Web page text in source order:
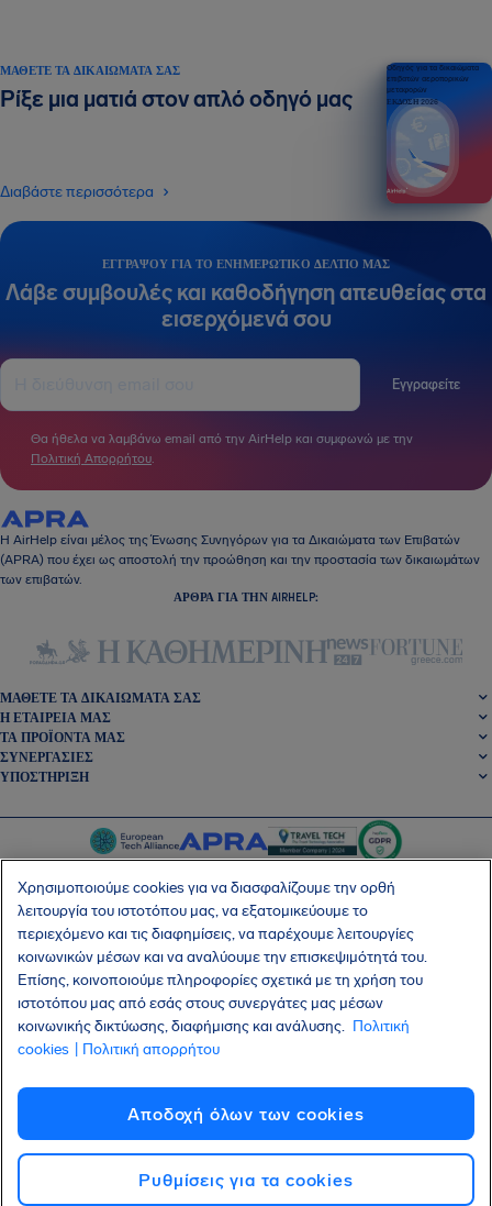
ΕΓΓΡΆΨΟΥ ΓΙΑ ΤΟ ΕΝΗΜΕΡΩΤΙΚΌ ΔΕΛΤΊΟ ΜΑΣ
Λάβε συμβουλές και καθοδήγηση απευθείας στα
εισερχόμενά σου
Εγγραφείτε
Θα ήθελα να λαμβάνω email από την AirHelp και συμφωνώ με την
Πολιτική Απορρήτου.
ΜΆΘΕΤΕ ΤΑ ΔΙΚΑΙΏΜΑΤΆ ΣΑΣ
Ρίξε μια ματιά στον απλό οδηγό μας
Διαβάστε περισσότερα
Οδηγός για τα δικαιώματα
επιβατών αεροπορικών
μεταφορών
ΕΚΔΟΣΗ 2026
Η AirHelp είναι μέλος της Ένωσης Συνηγόρων για τα Δικαιώματα των Επιβατών
(APRA) που έχει ως αποστολή την προώθηση και την προστασία των δικαιωμάτων
των επιβατών.
ΆΡΘΡΑ ΓΙΑ ΤΗΝ AIRHELP:
ΜΆΘΕΤΕ ΤΑ ΔΙΚΑΙΏΜΑΤΆ ΣΑΣ
Η ΕΤΑΙΡΕΊΑ ΜΑΣ
ΤΑ ΠΡΟΪΌΝΤΑ ΜΑΣ
ΣΥΝΕΡΓΑΣΊΕΣ
ΥΠΟΣΤΉΡΙΞΗ
SocialFacebook
SocialTwitter
SocialInstagram
SocialLinkedin
ΑΠΟΚΤΉΣΤΕ ΤΗ ΔΩΡΕΆΝ ΕΦΑΡΜΟΓΉ ΜΑΣ
Όροι και Προϋποθέσεις Πολιτική Απορρήτου
Imprint
Επίθεση στην εφοδιαστική αλυσίδα Shai-Hulud
Πνευματικά δικαιώματα © 2026 AirHelp
Χρησιμοποιούμε cookies για να διασφαλίζουμε την ορθή
λειτουργία του ιστοτόπου μας, να εξατομικεύουμε το
περιεχόμενο και τις διαφημίσεις, να παρέχουμε λειτουργίες
κοινωνικών μέσων και να αναλύουμε την επισκεψιμότητά του.
Επίσης, κοινοποιούμε πληροφορίες σχετικά με τη χρήση του
ιστοτόπου μας από εσάς στους συνεργάτες μας μέσων
κοινωνικής δικτύωσης, διαφήμισης και ανάλυσης. Πολιτική
cookies
| Πολιτική απορρήτου
Αποδοχή όλων των cookies
Ρυθμίσεις για τα cookies